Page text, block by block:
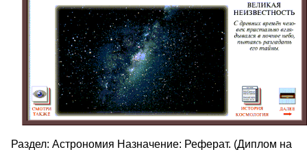
Раздел: Астрономия Назначение: Реферат. (Диплом на